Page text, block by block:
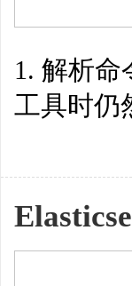
1. 解析命
工具时仍